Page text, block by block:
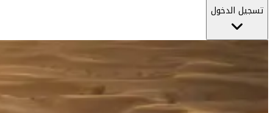
تسجيل الدخول